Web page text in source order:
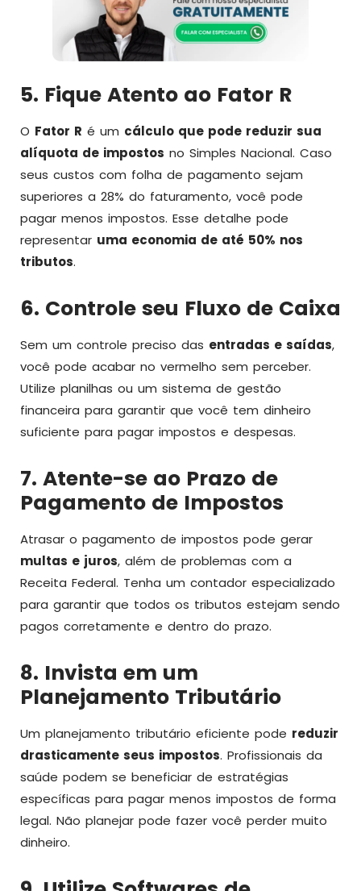
5. Fique Atento ao Fator R
O Fator R é um cálculo que pode reduzir sua
alíquota de impostos no Simples Nacional. Caso
seus custos com folha de pagamento sejam
superiores a 28% do faturamento, você pode
pagar menos impostos. Esse detalhe pode
representar uma economia de até 50% nos
tributos.
6. Controle seu Fluxo de Caixa
Sem um controle preciso das entradas e saídas,
você pode acabar no vermelho sem perceber.
Utilize planilhas ou um sistema de gestão
financeira para garantir que você tem dinheiro
suficiente para pagar impostos e despesas.
7. Atente-se ao Prazo de
Pagamento de Impostos
Atrasar o pagamento de impostos pode gerar
multas e juros, além de problemas com a
Receita Federal. Tenha um contador especializado
para garantir que todos os tributos estejam sendo
pagos corretamente e dentro do prazo.
8. Invista em um
Planejamento Tributário
Um planejamento tributário eficiente pode reduzir
drasticamente seus impostos. Profissionais da
saúde podem se beneficiar de estratégias
específicas para pagar menos impostos de forma
legal. Não planejar pode fazer você perder muito
dinheiro.